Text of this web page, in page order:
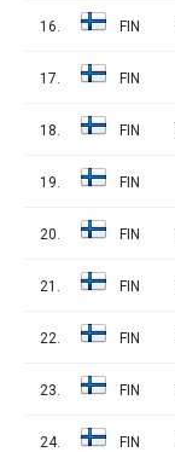
16. FIN
17. FIN
18. FIN
19. FIN
20. FIN
21. FIN
22. FIN
23. FIN
24. FIN